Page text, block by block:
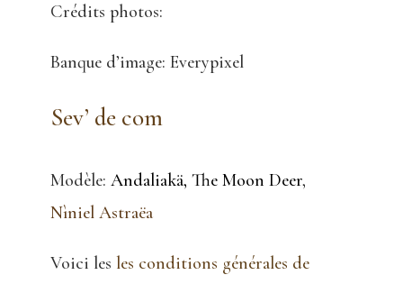
Crédits photos:
Banque d’image: Everypixel
Sev’ de com
Modèle: Andaliakä, The Moon Deer,
Nìniel Astraëa
Voici les les conditions générales de